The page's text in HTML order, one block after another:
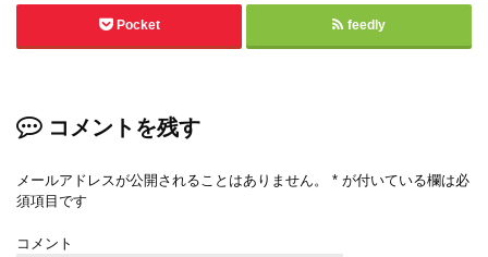
Pocket feedly
コメントを残す
メールアドレスが公開されることはありません。 * が付いている欄は必
須項目です
コメント